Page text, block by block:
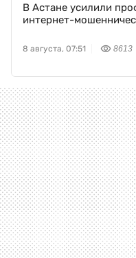
В Астане усилили
интернет-
8 августа, 07:51 8613